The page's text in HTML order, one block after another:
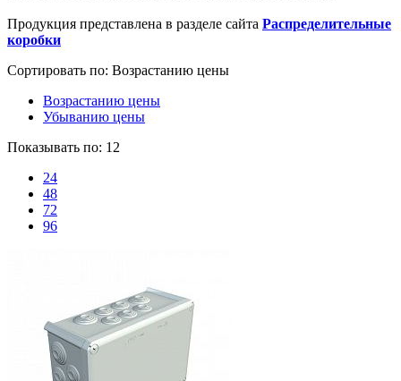
Продукция представлена в разделе сайта Распределительные
коробки
Сортировать по: Возрастанию цены
Возрастанию цены
Убыванию цены
Показывать по: 12
24
48
72
96